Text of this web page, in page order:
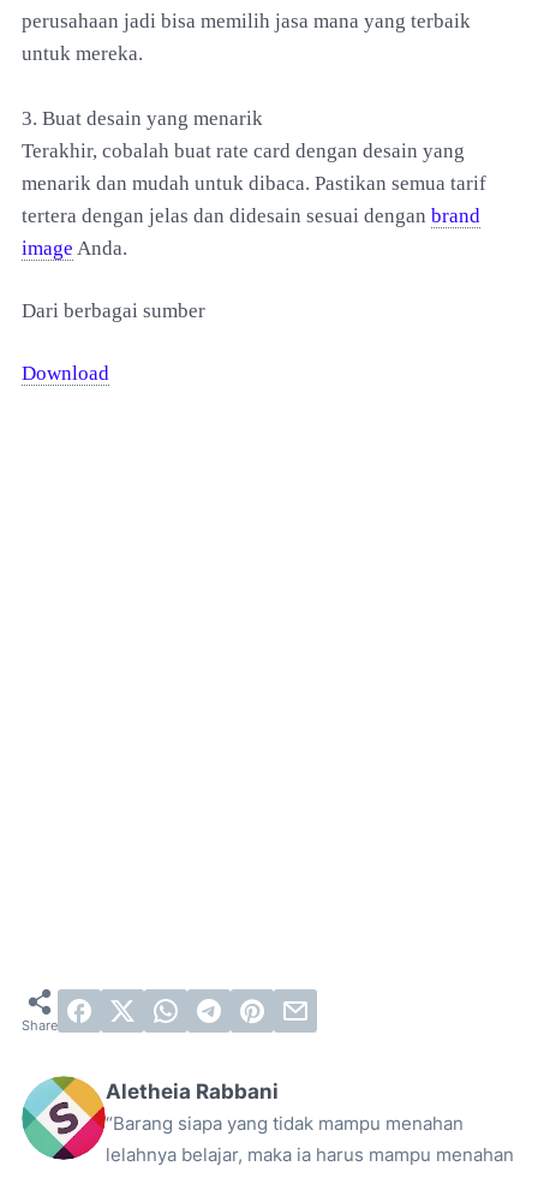
perusahaan jadi bisa memilih jasa mana yang terbaik
untuk mereka.
3. Buat desain yang menarik
Terakhir, cobalah buat rate card dengan desain yang
menarik dan mudah untuk dibaca. Pastikan semua tarif
tertera dengan jelas dan didesain sesuai dengan brand
image Anda.
Dari berbagai sumber
Download
Aletheia Rabbani
“Barang siapa yang tidak mampu menahan
lelahnya belajar, maka ia harus mampu menahan